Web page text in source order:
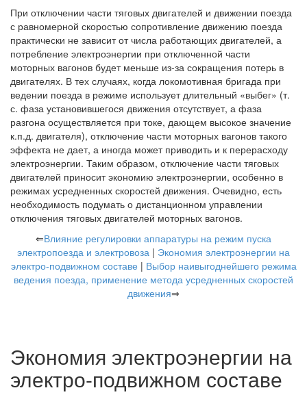
При отключении части тяговых двигателей и движении поезда
с равномерной скоростью сопротивление движению поезда
практически не зависит от числа работающих двигателей, а
потребление электроэнергии при отключенной части
моторных вагонов будет меньше из-за сокращения потерь в
двигателях. В тех случаях, когда локомотивная бригада при
ведении поезда в режиме использует длительный «выбег» (т.
с. фаза установившегося движения отсутствует, а фаза
разгона осуществляется при токе, дающем высокое значение
к.п.д. двигателя), отключение части моторных вагонов такого
эффекта не дает, а иногда может приводить и к перерасходу
электроэнергии. Таким образом, отключение части тяговых
двигателей приносит экономию электроэнергии, особенно в
режимах усредненных скоростей движения. Очевидно, есть
необходимость подумать о дистанционном управлении
отключения тяговых двигателей моторных вагонов.
⇐Влияние регулировки аппаратуры на режим пуска
электропоезда и электровоза | Экономия электроэнергии на
электро-подвижном составе | Выбор наивыгоднейшего режима
ведения поезда, применение метода усредненных скоростей
движения⇒
Экономия электроэнергии на
электро-подвижном составе